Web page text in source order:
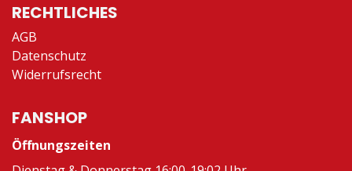
RECHTLICHES
AGB
Datenschutz
Widerrufsrecht
FANSHOP
Öffnungszeiten